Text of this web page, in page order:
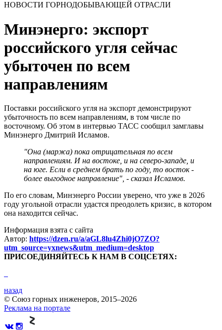
НОВОСТИ ГОРНОДОБЫВАЮЩЕЙ ОТРАСЛИ
Минэнерго: экспорт
российского угля сейчас
убыточен по всем
направлениям
Поставки российского угля на экспорт демонстрируют
убыточность по всем направлениям, в том числе по
восточному. Об этом в интервью ТАСС сообщил замглавы
Минэнерго Дмитрий Исламов.
"Она (маржа) пока отрицательная по всем
направлениям. И на востоке, и на северо-западе, и
на юге. Если в среднем брать по году, то восток -
более выгодное направление", - сказал Исламов.
По его словам, Минэнерго России уверено, что уже в 2026
году угольной отрасли удастся преодолеть кризис, в котором
она находится сейчас.
Информация взята с сайта
Автор: https://dzen.ru/a/aGL8lu4Zhi0jO7ZO?
utm_source=yxnews&utm_medium=desktop
ПРИСОЕДИНЯЙТЕСЬ К НАМ В СОЦСЕТЯХ:
назад
© Союз горных инженеров, 2015–2026
Реклама на портале